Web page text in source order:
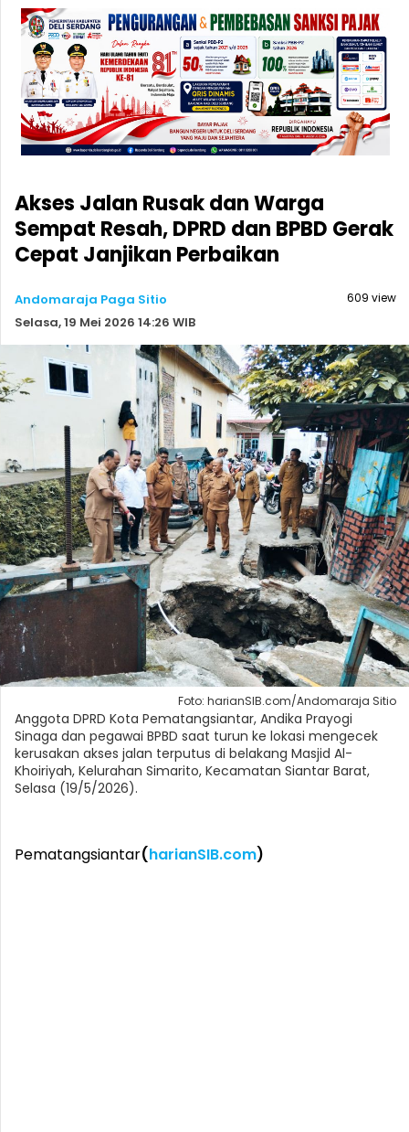
Akses Jalan Rusak dan Warga
Sempat Resah, DPRD dan BPBD Gerak
Cepat Janjikan Perbaikan
Andomaraja Paga Sitio
Selasa, 19 Mei 2026 14:26 WIB
609 view
Foto: harianSIB.com/Andomaraja Sitio
Anggota DPRD Kota Pematangsiantar, Andika Prayogi
Sinaga dan pegawai BPBD saat turun ke lokasi mengecek
kerusakan akses jalan terputus di belakang Masjid Al-
Khoiriyah, Kelurahan Simarito, Kecamatan Siantar Barat,
Selasa (19/5/2026).
Pematangsiantar(harianSIB.com)